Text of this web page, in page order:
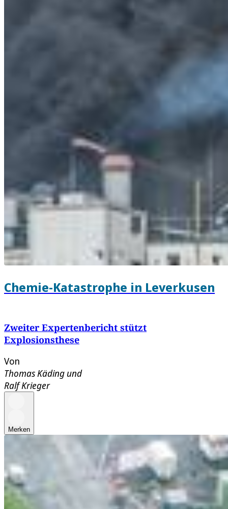
Chemie-Katastrophe in Leverkusen
Zweiter Expertenbericht stützt
Explosionsthese
Von
Thomas Käding und
Ralf Krieger
Merken